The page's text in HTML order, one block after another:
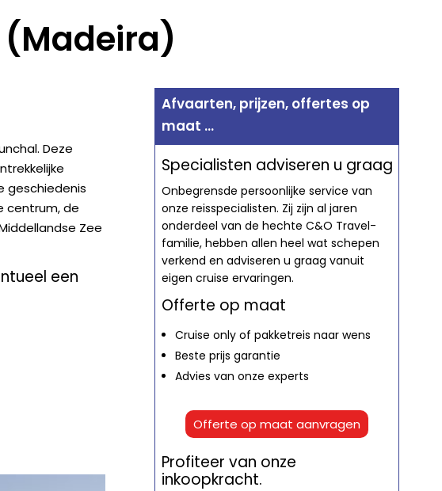
Deze
geschiedenis
centrum, de
Zee
een
Afvaarten, prijzen, offertes op
maat ...
Specialisten adviseren u graag
Onbegrensde persoonlijke service van
onze reisspecialisten. Zij zijn al jaren
onderdeel van de hechte C&O Travel-
familie, hebben allen heel wat schepen
verkend en adviseren u graag vanuit
eigen cruise ervaringen.
Offerte op maat
Cruise only of pakketreis naar wens
Beste prijs garantie
Advies van onze experts
Offerte op maat aanvragen
Profiteer van onze
inkoopkracht.